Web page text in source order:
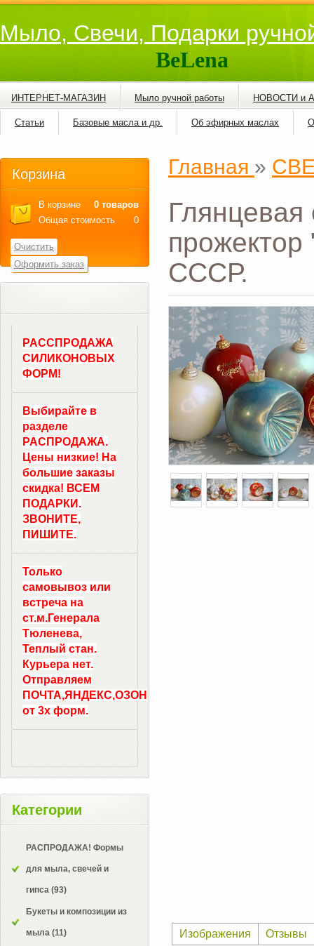
Мыло, Свечи, Подарки
BeLena
ИНТЕРНЕТ-МАГАЗИН Мыло ручной работы НОВОСТИ и
Статьи Базовые масла и др. Об эфирных маслах
Главная »
СССР.
Изображения Отзывы
Корзина
В корзине
0 товаров
Общая стоимость
0
Очистить
Оформить заказ
РАССПРОДАЖА
СИЛИКОНОВЫХ
ФОРМ!
Выбирайте в
разделе
РАСПРОДАЖА.
Цены низкие! На
большие заказы
скидка! ВСЕМ
ПОДАРКИ.
ЗВОНИТЕ,
ПИШИТЕ.
Только
самовывоз или
встреча на
ст.м.Генерала
Тюленева,
Теплый стан.
Курьера нет.
Отправляем
ПОЧТА,ЯНДЕКС,ОЗОН
от 3х форм.
Категории
РАСПРОДАЖА! Формы
для мыла, свечей и
гипса (93)
Букеты и композиции из
мыла (11)